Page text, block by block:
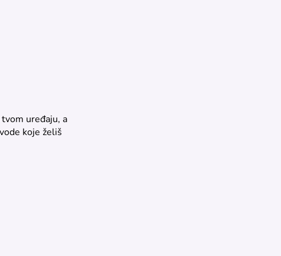
uređaju, a
koje želiš